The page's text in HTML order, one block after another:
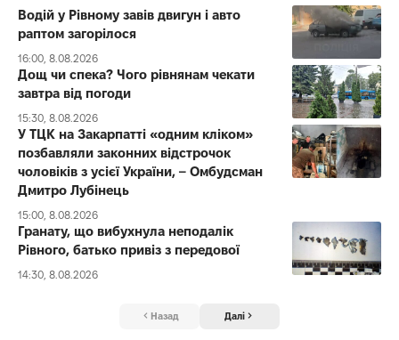
Водій у Рівному завів двигун і авто
раптом загорілося
16:00, 8.08.2026
Дощ чи спека? Чого рівнянам чекати
завтра від погоди
15:30, 8.08.2026
У ТЦК на Закарпатті «одним кліком»
позбавляли законних відстрочок
чоловіків з усієї України, – Омбудсман
Дмитро Лубінець
15:00, 8.08.2026
Гранату, що вибухнула неподалік
Рівного, батько привіз з передової
14:30, 8.08.2026
Назад Далі